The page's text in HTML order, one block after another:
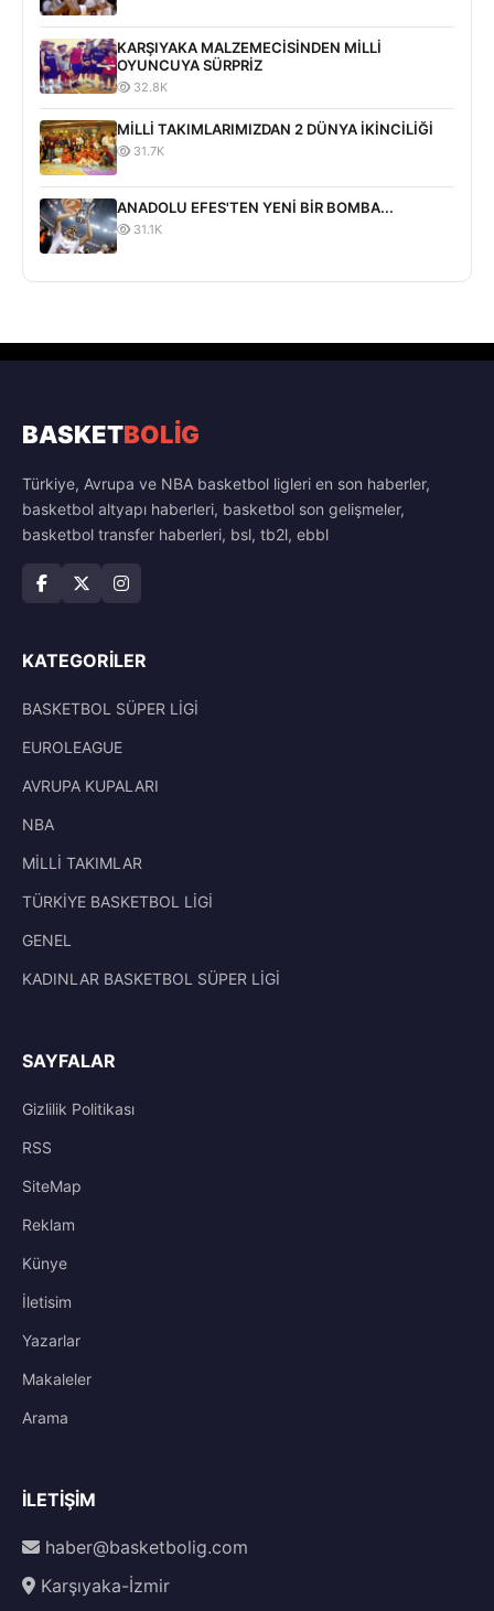
KARŞIYAKA MALZEMECİSİNDEN MİLLİ
OYUNCUYA SÜRPRİZ
32.8K
MİLLİ TAKIMLARIMIZDAN 2 DÜNYA İKİNCİLİĞİ
31.7K
ANADOLU EFES'TEN YENİ BİR BOMBA...
31.1K
BASKETBOLİG
Türkiye, Avrupa ve NBA basketbol ligleri en son haberler,
basketbol altyapı haberleri, basketbol son gelişmeler,
basketbol transfer haberleri, bsl, tb2l, ebbl
KATEGORILER
BASKETBOL SÜPER LİGİ
EUROLEAGUE
AVRUPA KUPALARI
NBA
MİLLİ TAKIMLAR
TÜRKİYE BASKETBOL LİGİ
GENEL
KADINLAR BASKETBOL SÜPER LİGİ
SAYFALAR
Gizlilik Politikası
RSS
SiteMap
Reklam
Künye
İletisim
Yazarlar
Makaleler
Arama
İLETIŞIM
haber@basketbolig.com
Karşıyaka-İzmir